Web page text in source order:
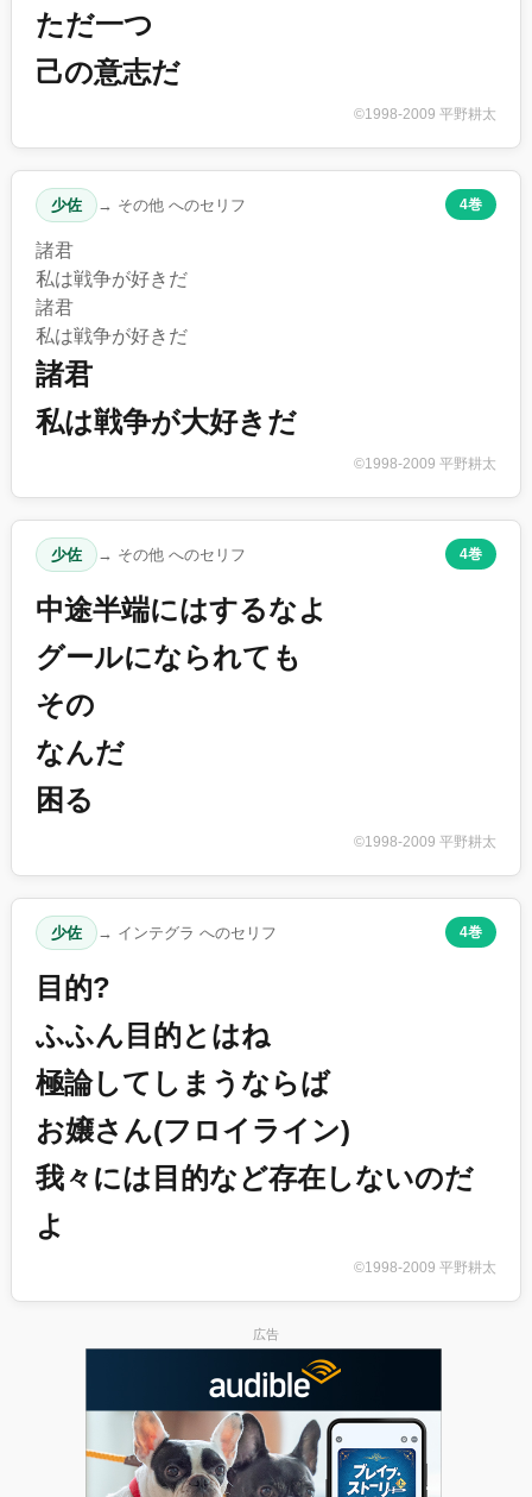
ただ一つ
己の意志だ
©1998-2009 平野耕太
少佐 → その他 へのセリフ 4巻
諸君
私は戦争が好きだ
諸君
私は戦争が好きだ
諸君
私は戦争が大好きだ
©1998-2009 平野耕太
少佐 → その他 へのセリフ 4巻
中途半端にはするなよ
グールになられても
その
なんだ
困る
©1998-2009 平野耕太
少佐 → インテグラ へのセリフ 4巻
目的?
ふふん目的とはね
極論してしまうならば
お嬢さん(フロイライン)
我々には目的など存在しないのだ
よ
©1998-2009 平野耕太
広告